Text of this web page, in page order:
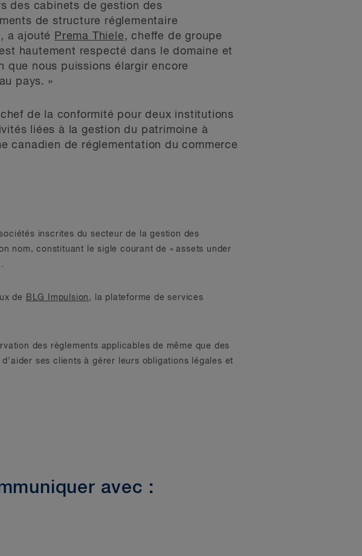
des cabinets de gestion des
de structure réglementaire
a ajouté
Prema Thiele, cheffe de groupe
hautement respecté dans le domaine et
que nous puissions élargir encore
pays. »
de la conformité pour deux institutions
liées à la gestion du patrimoine à
canadien de réglementation du commerce
inscrites du secteur de la gestion des
nom, constituant le sigle courant de « assets under
de BLG Impulsion , la plateforme de services
des règlements applicables de même que des
ses clients à gérer leurs obligations légales et
avec :